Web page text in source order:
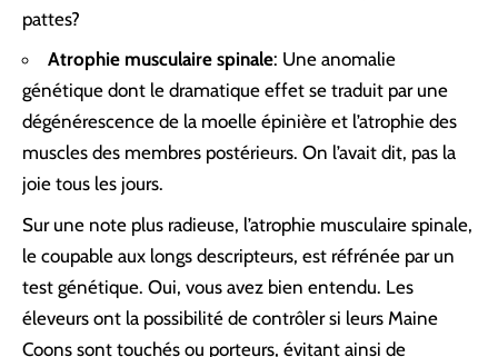
pattes?
Atrophie musculaire spinale: Une anomalie
génétique dont le dramatique effet se traduit par une
dégénérescence de la moelle épinière et l’atrophie des
muscles des membres postérieurs. On l’avait dit, pas la
joie tous les jours.
Sur une note plus radieuse, l’atrophie musculaire spinale,
le coupable aux longs descripteurs, est réfrénée par un
test génétique. Oui, vous avez bien entendu. Les
éleveurs ont la possibilité de contrôler si leurs Maine
Coons sont touchés ou porteurs, évitant ainsi de